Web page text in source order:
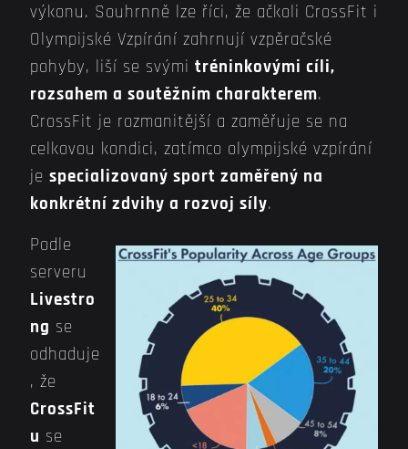
výkonu. Souhrnně lze říci, že ačkoli CrossFit i
Olympijské Vzpírání zahrnují vzpěračské
pohyby, liší se svými tréninkovými cíli,
rozsahem a soutěžním charakterem.
CrossFit je rozmanitější a zaměřuje se na
celkovou kondici, zatímco olympijské vzpírání
je specializovaný sport zaměřený na
konkrétní zdvihy a rozvoj síly.
Podle
serveru
Livestro
ng se
odhaduje
, že
CrossFit
u se